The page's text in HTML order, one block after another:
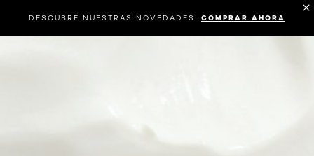
DESCUBRE NUESTRAS NOVEDADES. COMPRAR AHORA